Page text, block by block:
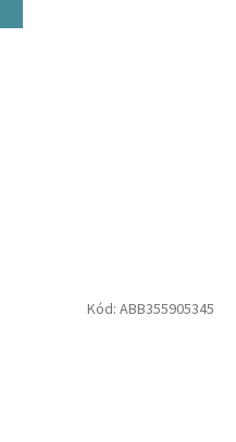
Kód: ABB355905345